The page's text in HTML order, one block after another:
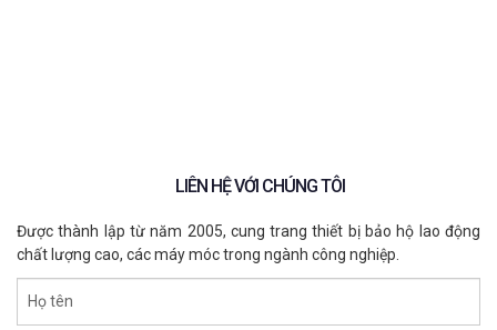
LIÊN HỆ VỚI CHÚNG TÔI
Được thành lập từ năm 2005, cung trang thiết bị bảo hộ lao động
chất lượng cao, các máy móc trong ngành công nghiệp.
Họ tên